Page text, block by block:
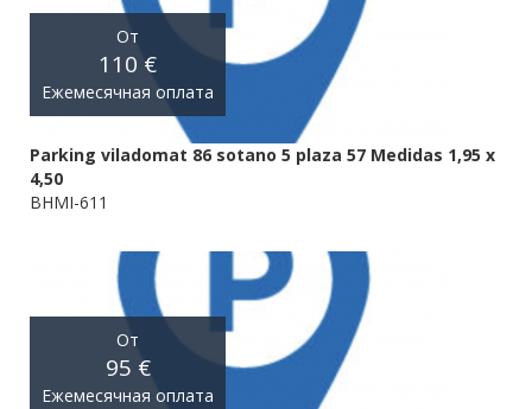
От
110 €
Ежемесячная оплата
Parking viladomat 86 sotano 5 plaza 57 Medidas 1,95 x
4,50
BHMI-611
От
95 €
Ежемесячная оплата